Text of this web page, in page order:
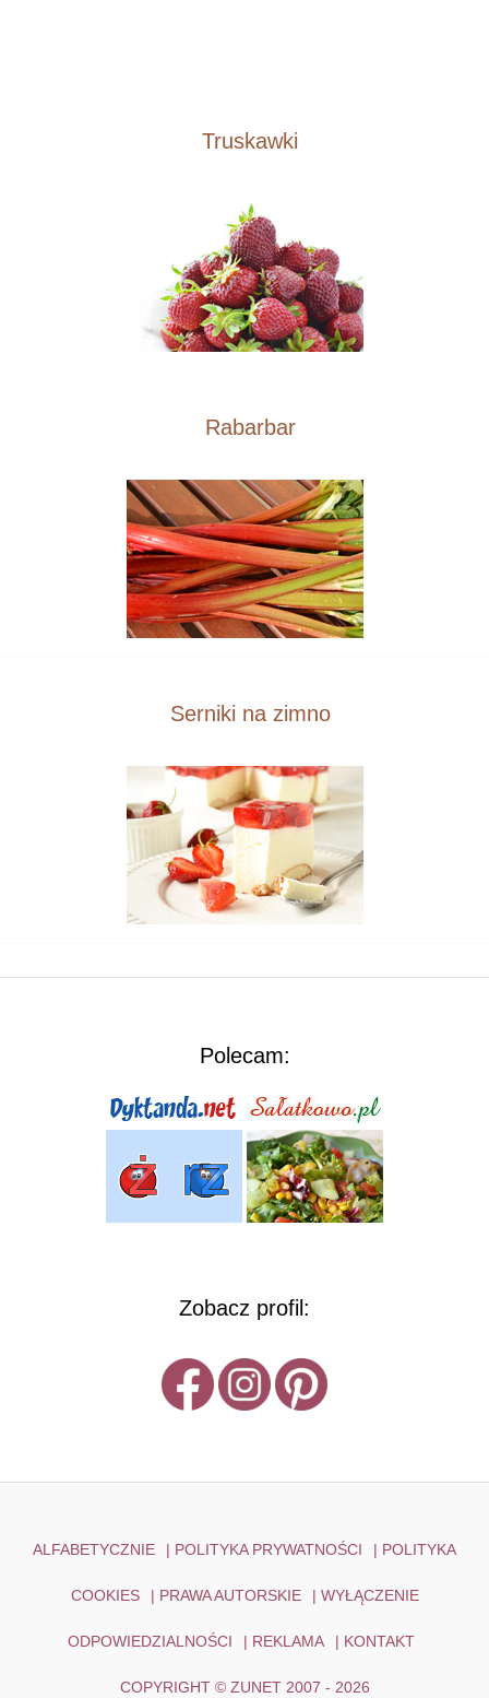
Truskawki
Rabarbar
Serniki na zimno
Polecam:
Zobacz profil:
ALFABETYCZNIE | POLITYKA PRYWATNOŚCI | POLITYKA
COOKIES | PRAWA AUTORSKIE | WYŁĄCZENIE
ODPOWIEDZIALNOŚCI | REKLAMA | KONTAKT
COPYRIGHT © ZUNET 2007 - 2026